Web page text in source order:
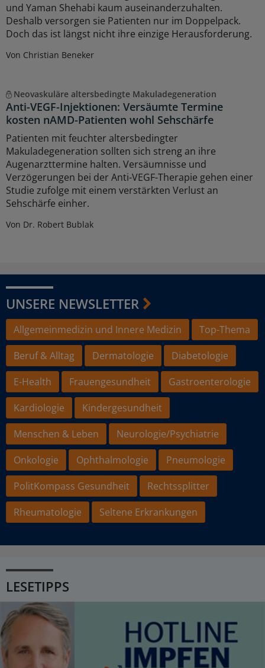
und Yaman Shehabi kaum auseinanderzuhalten.
Deshalb versorgen sie Patienten nur im Doppelpack.
Doch das ist längst nicht ihre einzige Herausforderung.
Von Christian Beneker
Neovaskuläre altersbedingte Makuladegeneration
Anti-VEGF-Injektionen: Versäumte Termine
kosten nAMD-Patienten wohl Sehschärfe
Patienten mit feuchter altersbedingter
Makuladegeneration sollten sich streng an ihre
Augenarzttermine halten. Versäumnisse und
Verzögerungen bei der Anti-VEGF-Therapie gehen einer
Studie zufolge mit einem verstärkten Verlust an
Sehschärfe einher.
Von Dr. Robert Bublak
UNSERE NEWSLETTER
Allgemeinmedizin und Innere Medizin
Top-Thema
Beruf & Alltag
Dermatologie
Diabetologie
E-Health
Frauengesundheit
Gastroenterologie
Kardiologie
Kindergesundheit
Menschen & Leben
Neurologie/Psychiatrie
Onkologie
Ophthalmologie
Pneumologie
PolitKompass Gesundheit
Rechtssplitter
Rheumatologie
Seltene Erkrankungen
LESETIPPS